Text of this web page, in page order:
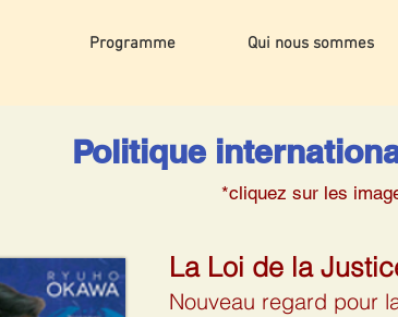
Programme Qui nous sommes
Politique
*cliquez sur les
La Loi de la
Nouveau regard pour